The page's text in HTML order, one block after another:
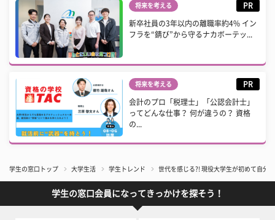
将来を考える PR
新卒社員の3年以内の離職率約4% イン
フラを“錆び”から守るナカボーテッ...
将来を考える PR
会計のプロ「税理士」「公認会計士」
ってどんな仕事？ 何が違うの？ 資格
の...
学生の窓口トップ 大学生活 学生トレンド 世代を感じる?! 現役大学生が初めて自分
学生の窓口会員になってきっかけを探そう！